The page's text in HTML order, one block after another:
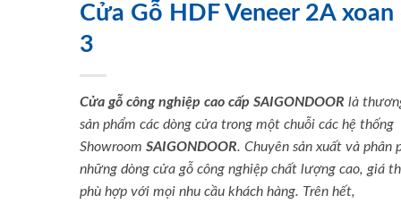
Cửa Gỗ HDF Veneer 2A xoan
3
Cửa gỗ công nghiệp cao cấp SAIGONDOOR là
sản phẩm các dòng cửa trong một chuỗi các hệ thống
Showroom SAIGONDOOR. Chuyên sản xuất và phân
những dòng cửa gỗ công nghiệp chất lượng cao, giá
phù hợp với mọi nhu cầu khách hàng. Trên hết,